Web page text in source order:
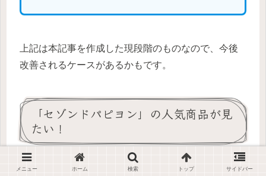
上記は本記事を作成した現段階のものなので、今後
改善されるケースがあるかもです。
「セゾンドパピヨン」の人気商品が見
たい！
ここで「セゾンドパピヨン」の人気商品
メニュー ホーム 検索 トップ サイドバー